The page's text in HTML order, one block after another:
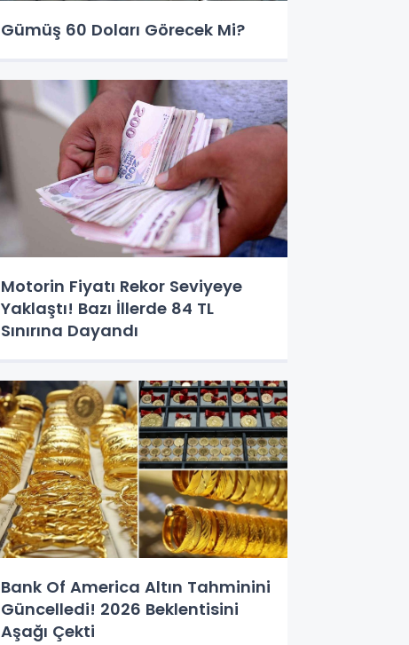
Gümüş 60 Doları Görecek Mi?
Motorin Fiyatı Rekor Seviyeye
Yaklaştı! Bazı İllerde 84 TL
Sınırına Dayandı
Bank Of America Altın Tahminini
Güncelledi! 2026 Beklentisini
Aşağı Çekti